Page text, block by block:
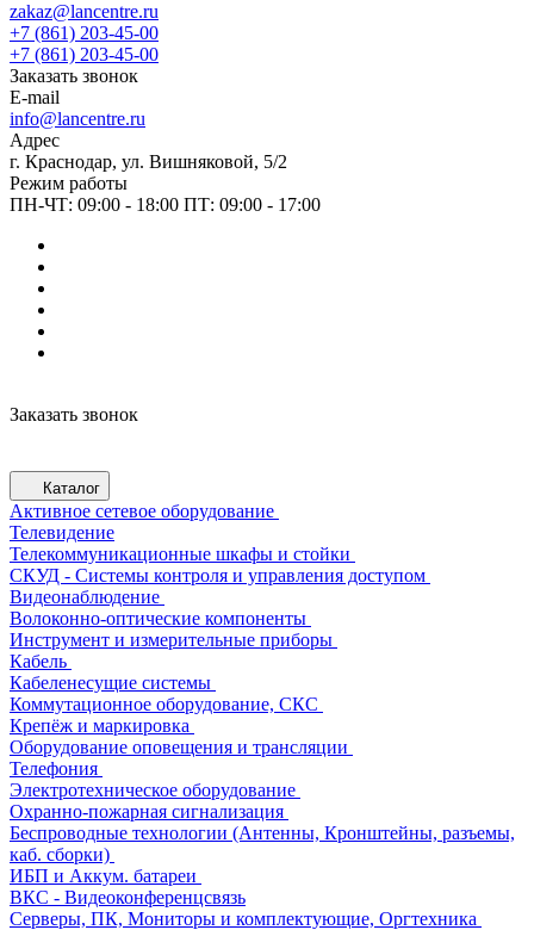
zakaz@lancentre.ru
+7 (861) 203-45-00
+7 (861) 203-45-00
Заказать звонок
E-mail
info@lancentre.ru
Адрес
г. Краснодар, ул. Вишняковой, 5/2
Режим работы
ПН-ЧТ: 09:00 - 18:00 ПТ: 09:00 - 17:00
Заказать звонок
Каталог
Активное сетевое оборудование
Телевидение
Телекоммуникационные шкафы и стойки
СКУД - Системы контроля и управления доступом
Видеонаблюдение
Волоконно-оптические компоненты
Инструмент и измерительные приборы
Кабель
Кабеленесущие системы
Коммутационное оборудование, СКС
Крепёж и маркировка
Оборудование оповещения и трансляции
Телефония
Электротехническое оборудование
Охранно-пожарная сигнализация
Беспроводные технологии (Антенны, Кронштейны, разъемы,
каб. сборки)
ИБП и Аккум. батареи
ВКС - Видеоконференцсвязь
Серверы, ПК, Мониторы и комплектующие, Оргтехника